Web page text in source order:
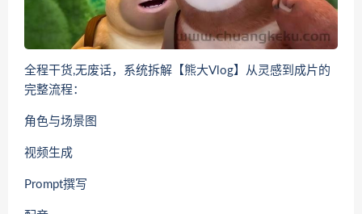
全程干货,无废话，系统拆解【熊大Vlog】从灵感到成片的
完整流程：
角色与场景图
视频生成
Prompt撰写